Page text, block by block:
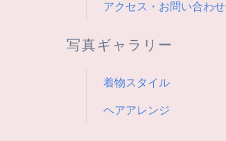
アクセス・お問い合わせ
写真ギャラリー
着物スタイル
ヘアアレンジ